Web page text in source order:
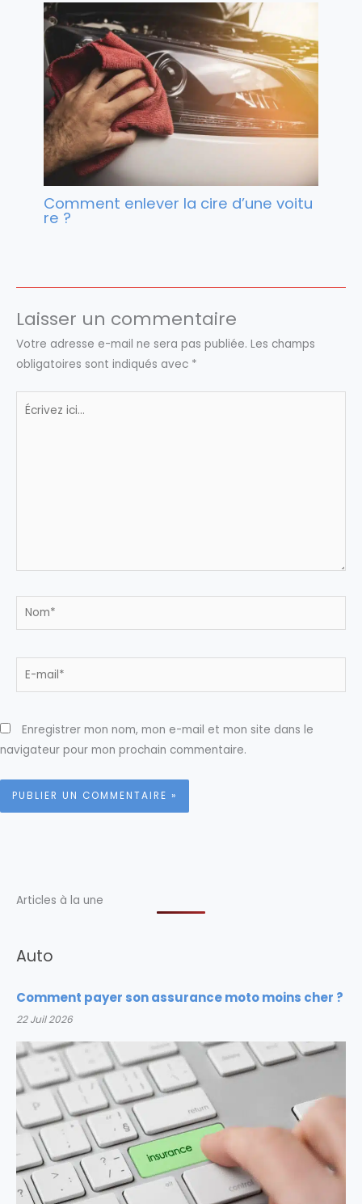
Comment enlever la cire d’une voitu
re ?
Laisser un commentaire
Votre adresse e-mail ne sera pas publiée. Les champs
obligatoires sont indiqués avec *
Écrivez
Nom*
E-
Enregistrer mon nom, mon e-mail et mon site dans le
navigateur pour mon prochain commentaire.
Articles à la une
Auto
Comment payer son assurance moto moins cher ?
22 Juil 2026